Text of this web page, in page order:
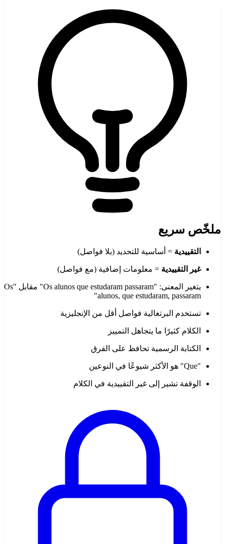
ملخّص سريع
التقييدية = أساسية للتحديد (بلا فواصل)
غير التقييدية = معلومات إضافية (مع فواصل)
يتغير المعنى: "Os alunos que estudaram passaram" مقابل "Os
alunos, que estudaram, passaram"
تستخدم البرتغالية فواصل أقل من الإنجليزية
الكلام كثيرًا ما يتجاهل التمييز
الكتابة الرسمية تحافظ على الفرق
"Que" هو الأكثر شيوعًا في النوعين
الوقفة تشير إلى غير التقييدية في الكلام